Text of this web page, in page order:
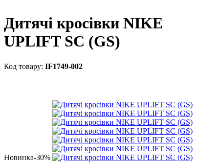
Дитячі кросівки NIKE
UPLIFT SC (GS)
IF1749-002
Новинка-30%